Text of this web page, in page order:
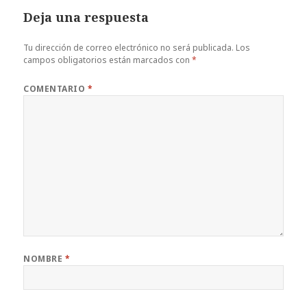
Deja una respuesta
Tu dirección de correo electrónico no será publicada. Los
campos obligatorios están marcados con*
COMENTARIO *
NOMBRE *